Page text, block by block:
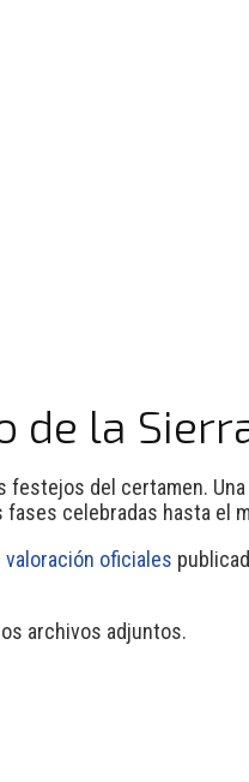
de la
festejos del certamen.
celebradas hasta el
oficiales
archivos adjuntos.